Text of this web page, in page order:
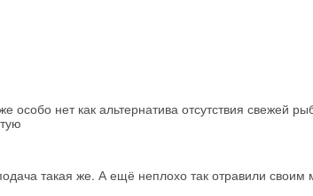
нет как альтернатива отсутствия свежей
такая же. А ещё неплохо так отравили